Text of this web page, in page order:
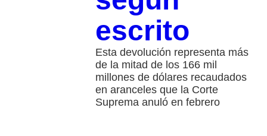
escrito
Esta devolución representa más
de la mitad de los 166 mil
millones de dólares recaudados
en aranceles que la Corte
Suprema anuló en febrero